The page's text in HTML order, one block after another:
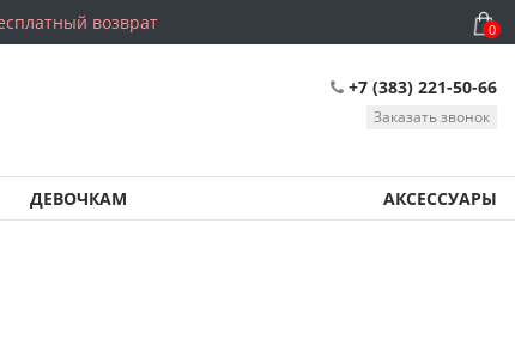
возврат 0
+7 (383) 221-50-66
Заказать звонок
ДЕВОЧКАМ АКСЕССУАРЫ